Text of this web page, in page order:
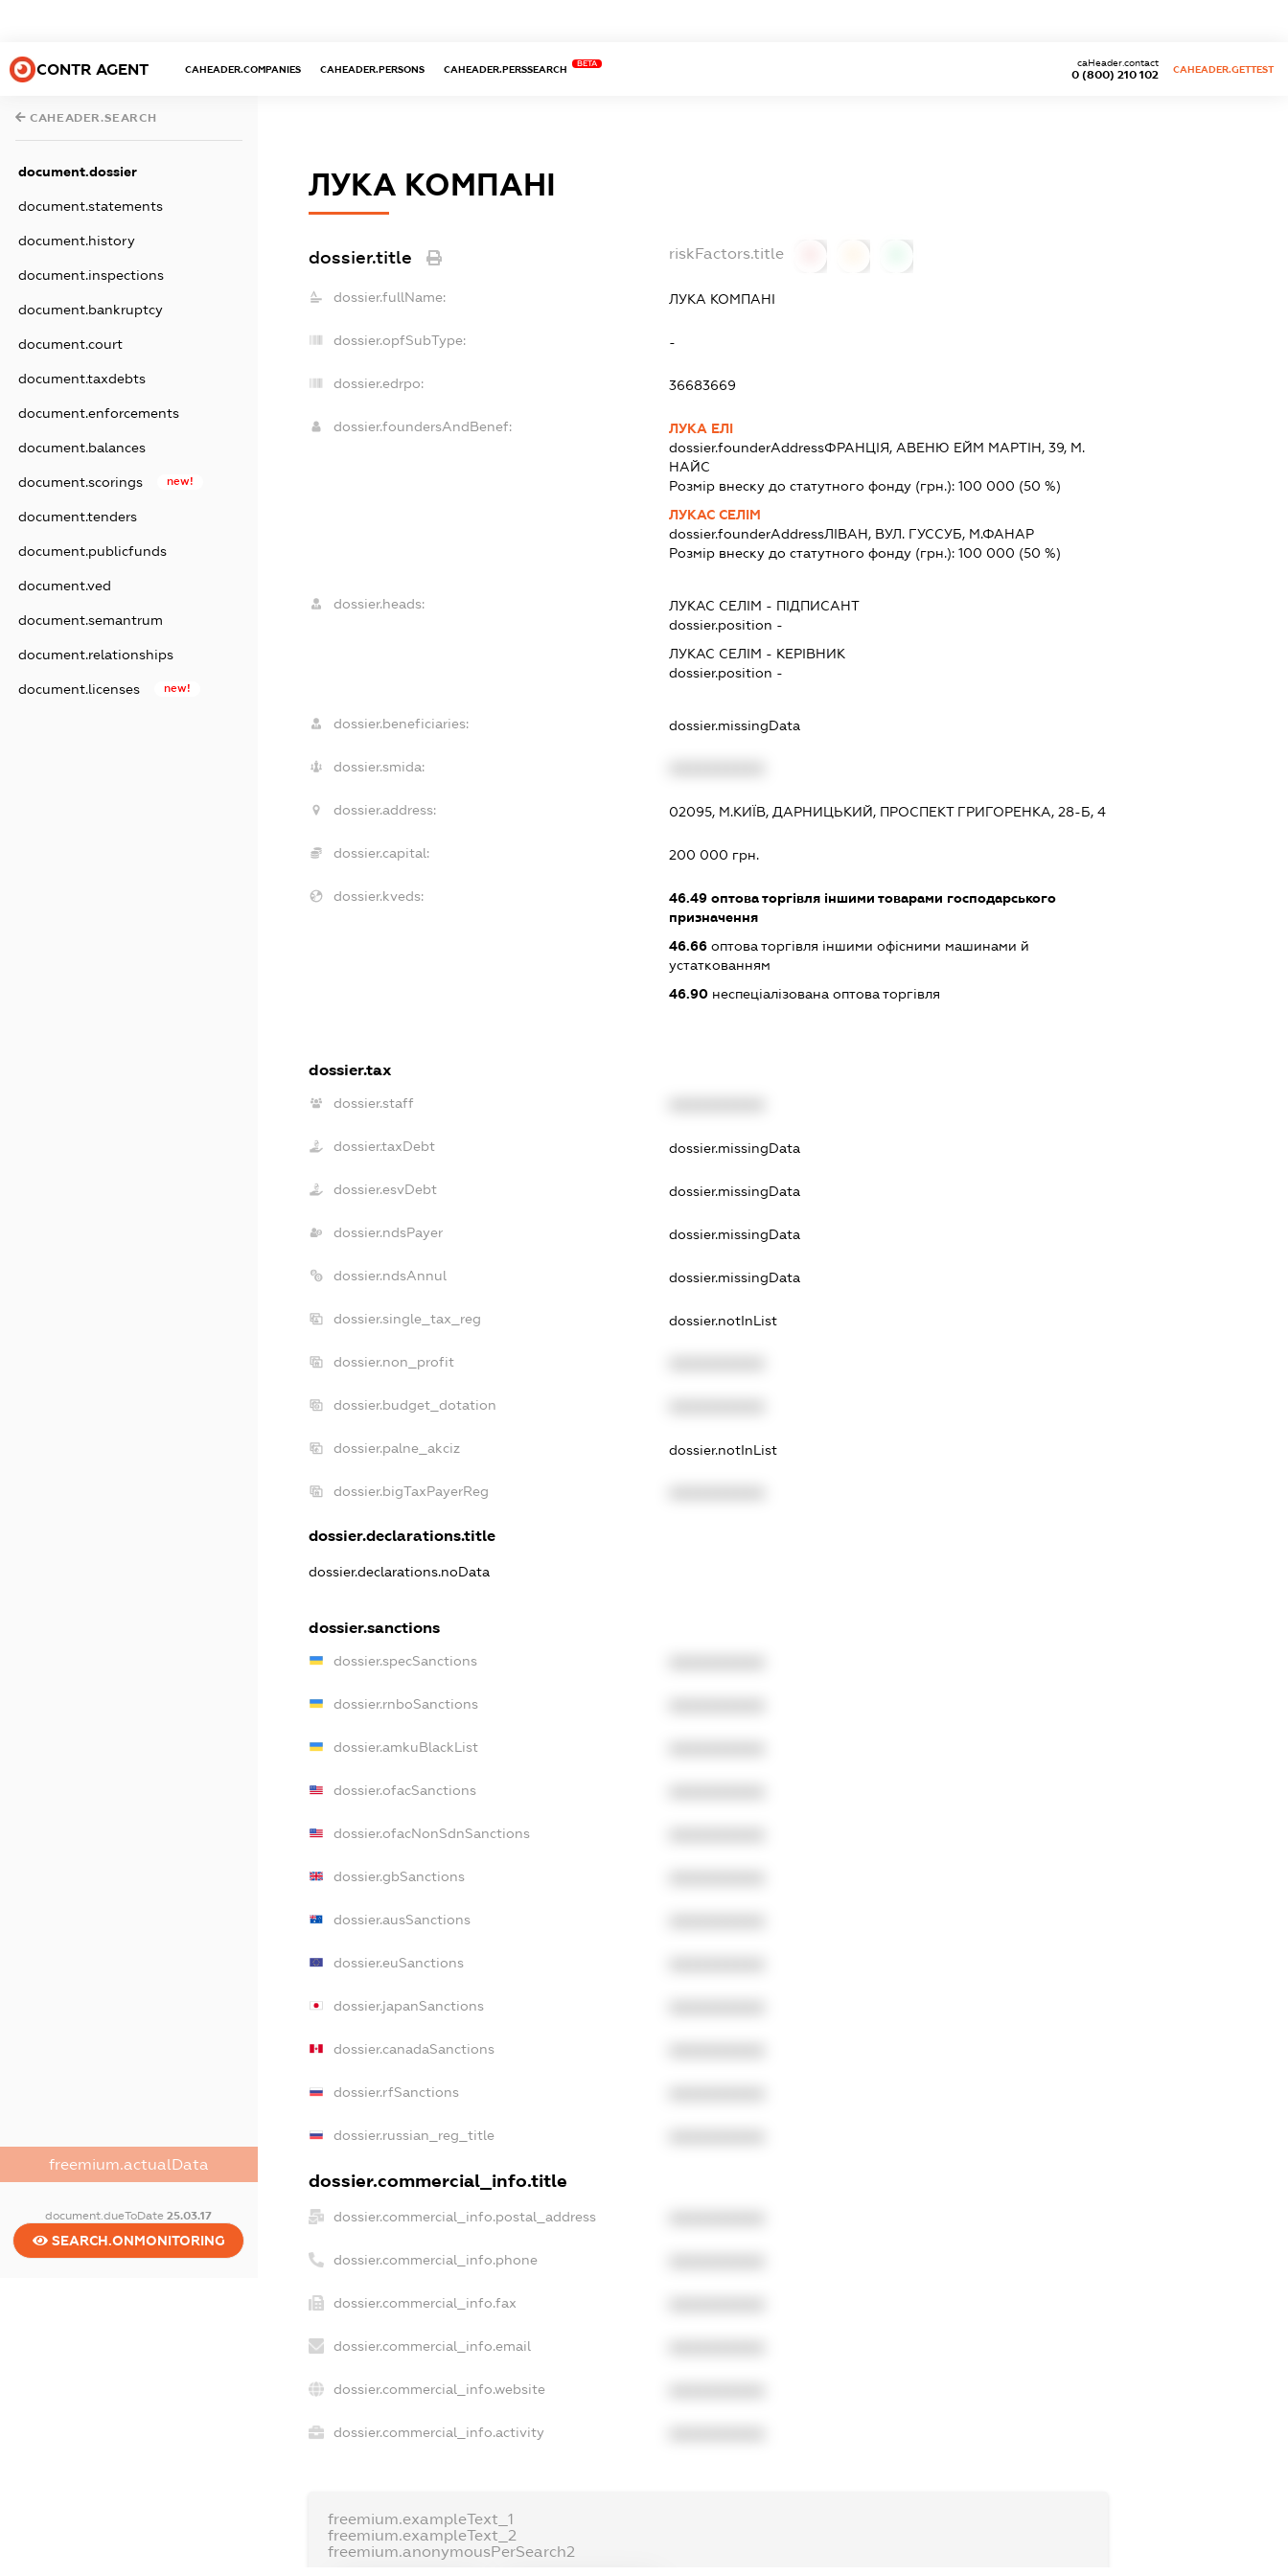
CONTR AGENT CAHEADER.COMPANIES CAHEADER.PERSONS CAHEADER.PERSSEARCH
BETA
0 (800) 210 102
caHeader.contact
CAHEADER.GETTEST
CAHEADER.SEARCH
document.dossier
document.statements
document.history
document.inspections
document.bankruptcy
document.court
document.taxdebts
document.enforcements
document.balances
document.scorings new!
document.tenders
document.publicfunds
document.ved
document.semantrum
document.relationships
document.licenses new!
freemium.actualData
document.dueToDate25.03.17
SEARCH.ONMONITORING
ЛУКА КОМПАНІ
dossier.title riskFactors.title
dossier.fullName: ЛУКА КОМПАНІ
dossier.opfSubType: -
dossier.edrpo: 36683669
dossier.foundersAndBenef:
ЛУКА ЕЛІ
dossier.founderAddressФРАНЦІЯ, АВЕНЮ ЕЙМ МАРТІН, 39, М.
НАЙС
Розмір внеску до статутного фонду (грн.): 100 000 (50 %)
ЛУКАС СЕЛІМ
dossier.founderAddressЛІВАН, ВУЛ. ГУССУБ, М.ФАНАР
Розмір внеску до статутного фонду (грн.): 100 000 (50 %)
dossier.heads: ЛУКАС СЕЛІМ - ПІДПИСАНТ
dossier.position -
ЛУКАС СЕЛІМ - КЕРІВНИК
dossier.position -
dossier.beneficiaries: dossier.missingData
dossier.smida:
dossier.address: 02095, М.КИЇВ, ДАРНИЦЬКИЙ, ПРОСПЕКТ ГРИГОРЕНКА, 28-Б, 4
dossier.capital: 200 000 грн.
dossier.kveds: 46.49оптова торгівля іншими товарами господарського
призначення
46.66оптова торгівля іншими офісними машинами й
устаткованням
46.90неспеціалізована оптова торгівля
dossier.tax
dossier.staff
dossier.taxDebt dossier.missingData
dossier.esvDebt dossier.missingData
dossier.ndsPayer dossier.missingData
dossier.ndsAnnul dossier.missingData
dossier.single_tax_reg dossier.notInList
dossier.non_profit
dossier.budget_dotation
dossier.palne_akciz dossier.notInList
dossier.bigTaxPayerReg
dossier.declarations.title
dossier.declarations.noData
dossier.sanctions
dossier.specSanctions
dossier.rnboSanctions
dossier.amkuBlackList
dossier.ofacSanctions
dossier.ofacNonSdnSanctions
dossier.gbSanctions
dossier.ausSanctions
dossier.euSanctions
dossier.japanSanctions
dossier.canadaSanctions
dossier.rfSanctions
dossier.russian_reg_title
dossier.commercial_info.title
dossier.commercial_info.postal_address
dossier.commercial_info.phone
dossier.commercial_info.fax
dossier.commercial_info.email
dossier.commercial_info.website
dossier.commercial_info.activity
freemium.exampleText_1
freemium.exampleText_2
freemium.anonymousPerSearch2